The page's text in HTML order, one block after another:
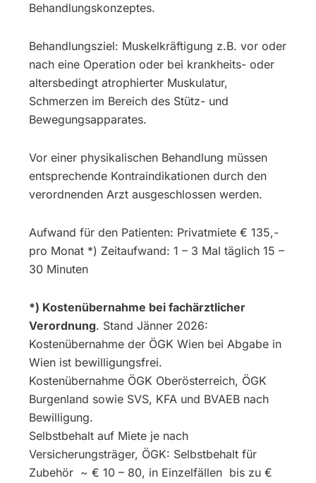
Behandlungskonzeptes.
Behandlungsziel: Muskelkräftigung z.B. vor oder
nach eine Operation oder bei krankheits- oder
altersbedingt atrophierter Muskulatur,
Schmerzen im Bereich des Stütz- und
Bewegungsapparates.
Vor einer physikalischen Behandlung müssen
entsprechende Kontraindikationen durch den
verordnenden Arzt ausgeschlossen werden.
Aufwand für den Patienten: Privatmiete € 135,-
pro Monat *) Zeitaufwand: 1 – 3 Mal täglich 15 –
30 Minuten
*) Kostenübernahme bei fachärztlicher
Verordnung. Stand Jänner 2026:
Kostenübernahme der ÖGK Wien bei Abgabe in
Wien ist bewilligungsfrei.
Kostenübernahme ÖGK Oberösterreich, ÖGK
Burgenland sowie SVS, KFA und BVAEB nach
Bewilligung.
Selbstbehalt auf Miete je nach
Versicherungsträger, ÖGK: Selbstbehalt für
Zubehör ~ € 10 – 80, in Einzelfällen bis zu €